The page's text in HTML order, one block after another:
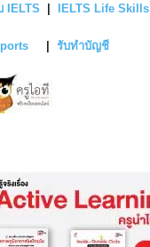
IELTS IELTS Life Skills
รับทำบัญชี